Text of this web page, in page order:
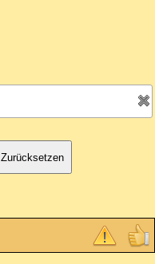
Zurücksetzen